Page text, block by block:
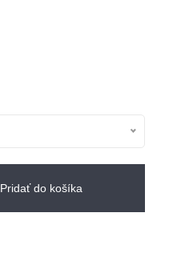
Pridať do košíka